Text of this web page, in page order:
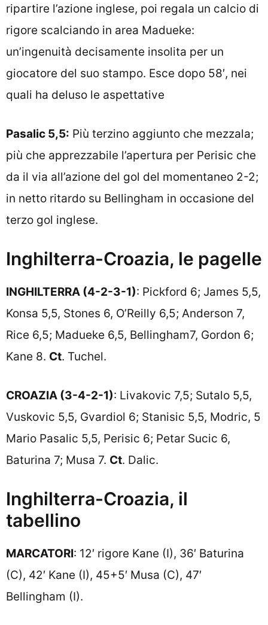
ripartire l’azione inglese, poi regala un calcio di
rigore scalciando in area Madueke:
un’ingenuità decisamente insolita per un
giocatore del suo stampo. Esce dopo 58′, nei
quali ha deluso le aspettative
Pasalic 5,5: Più terzino aggiunto che mezzala;
più che apprezzabile l’apertura per Perisic che
da il via all’azione del gol del momentaneo 2-2;
in netto ritardo su Bellingham in occasione del
terzo gol inglese.
Inghilterra-Croazia, le pagelle
INGHILTERRA (4-2-3-1): Pickford 6; James 5,5,
Konsa 5,5, Stones 6, O’Reilly 6,5; Anderson 7,
Rice 6,5; Madueke 6,5, Bellingham7, Gordon 6;
Kane 8. Ct. Tuchel.
CROAZIA (3-4-2-1): Livakovic 7,5; Sutalo 5,5,
Vuskovic 5,5, Gvardiol 6; Stanisic 5,5, Modric, 5
Mario Pasalic 5,5, Perisic 6; Petar Sucic 6,
Baturina 7; Musa 7. Ct. Dalic.
Inghilterra-Croazia, il
tabellino
MARCATORI: 12′ rigore Kane (I), 36′ Baturina
(C), 42′ Kane (I), 45+5′ Musa (C), 47′
Bellingham (I).